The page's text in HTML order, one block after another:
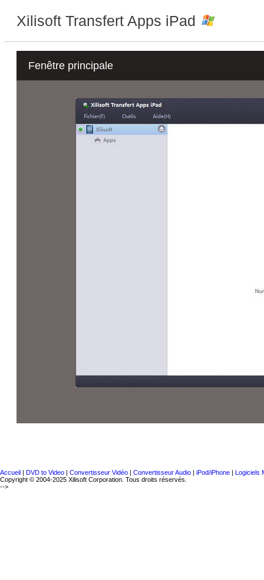
Xilisoft Transfert Apps iPad
Fenêtre principale
Accueil | DVD to Video | Convertisseur Vidéo | Convertisseur Audio | iPod/iPhone | Logiciels
Copyright © 2004-2025 Xilisoft Corporation. Tous droits réservés.
-->